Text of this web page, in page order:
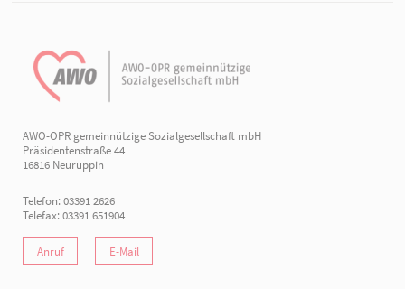
AWO-OPR gemeinnützige Sozialgesellschaft mbH
Präsidentenstraße 44
16816 Neuruppin
Telefon: 03391 2626
Telefax: 03391 651904
Anruf E-Mail